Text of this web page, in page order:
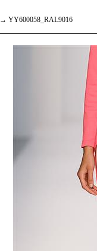
→ YY600058_RAL9016